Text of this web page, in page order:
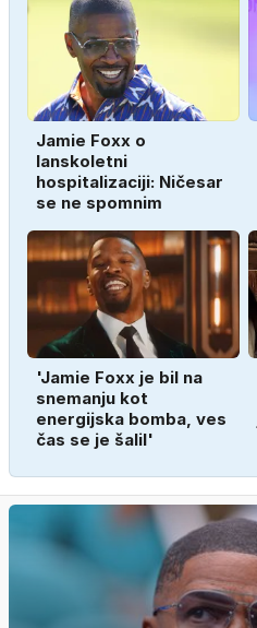
Jamie Foxx o
lanskoletni
hospitalizaciji: Ničesar
se ne spomnim
'Jamie Foxx je bil na
snemanju kot
energijska bomba, ves
čas se je šalil'